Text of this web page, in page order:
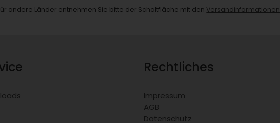
andere Länder entnehmen Sie bitte der Schaltfläche mit den Versandinformationen
Rechtliches
Impressum
AGB
Datenschutz